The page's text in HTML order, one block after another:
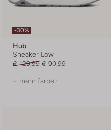
-30%
Hub
Sneaker Low
€ 129,99 € 90,99
+ mehr farben